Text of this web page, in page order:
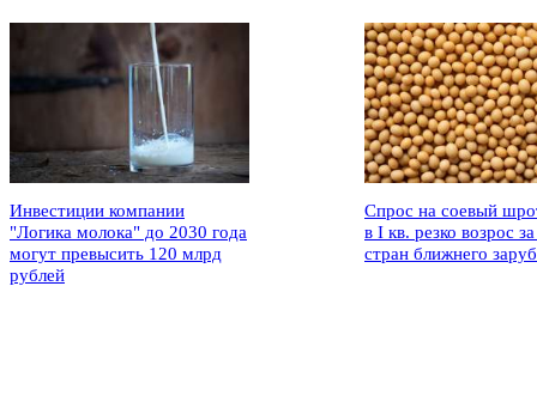
Инвестиции компании
"Логика молока" до 2030 года
могут превысить 120 млрд
рублей
Спрос на соевый
в I кв. резко возрос
стран ближнего